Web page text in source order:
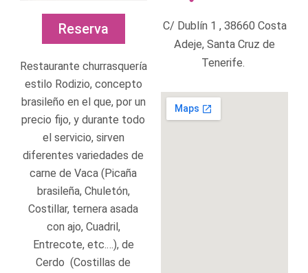
C/ Dublín 1 , 38660 Costa
Adeje, Santa Cruz de
Tenerife.
Reserva
Restaurante churrasquería
estilo Rodizio, concepto
brasileño en el que, por un
precio fijo, y durante todo
el servicio, sirven
diferentes variedades de
carne de Vaca (Picaña
brasileña, Chuletón,
Costillar, ternera asada
con ajo, Cuadril,
Entrecote, etc.…), de
Cerdo (Costillas de